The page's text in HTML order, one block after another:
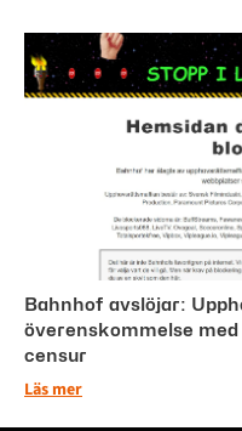
Bahnhof avslöjar:
överenskommelse
censur
Läs mer